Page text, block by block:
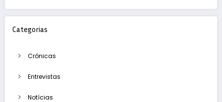
Categorias
Crónicas
Entrevistas
Notícias